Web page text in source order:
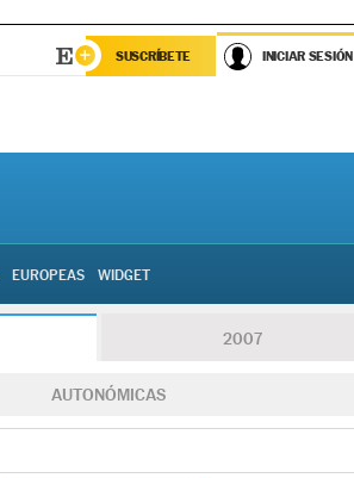
SUSCRÍBETE INICIAR SESIÓN
EUROPEAS WIDGET
2007
AUTONÓMICAS